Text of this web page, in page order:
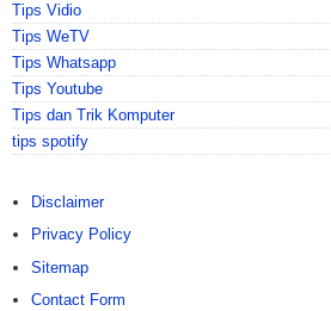
Tips Vidio
Tips WeTV
Tips Whatsapp
Tips Youtube
Tips dan Trik Komputer
tips spotify
Disclaimer
Privacy Policy
Sitemap
Contact Form